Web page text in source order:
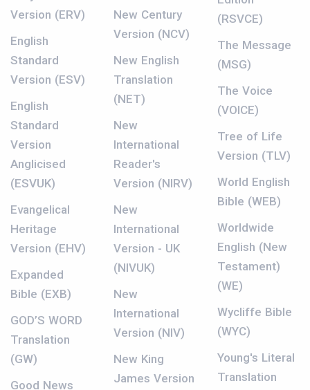
Version (ERV)
English
Standard
Version (ESV)
English
Standard
Version
Anglicised
(ESVUK)
Evangelical
Heritage
Version (EHV)
Expanded
Bible (EXB)
GOD’S WORD
Translation
(GW)
Good News
New Century
Version (NCV)
New English
Translation
(NET)
New
International
Reader's
Version (NIRV)
New
International
Version - UK
(NIVUK)
New
International
Version (NIV)
New King
James Version
(RSVCE)
The Message
(MSG)
The Voice
(VOICE)
Tree of Life
Version (TLV)
World English
Bible (WEB)
Worldwide
English (New
Testament)
(WE)
Wycliffe Bible
(WYC)
Young's Literal
Translation